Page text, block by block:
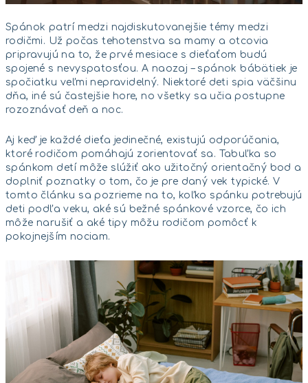
Spánok patrí medzi najdiskutovanejšie témy medzi
rodičmi. Už počas tehotenstva sa mamy a otcovia
pripravujú na to, že prvé mesiace s dieťaťom budú
spojené s nevyspatosťou. A naozaj – spánok bábätiek je
spočiatku veľmi nepravidelný. Niektoré deti spia väčšinu
dňa, iné sú častejšie hore, no všetky sa učia postupne
rozoznávať deň a noc.
Aj keď je každé dieťa jedinečné, existujú odporúčania,
ktoré rodičom pomáhajú zorientovať sa. Tabuľka so
spánkom detí môže slúžiť ako užitočný orientačný bod a
doplniť poznatky o tom, čo je pre daný vek typické. V
tomto článku sa pozrieme na to, koľko spánku potrebujú
deti podľa veku, aké sú bežné spánkové vzorce, čo ich
môže narušiť a aké tipy môžu rodičom pomôcť k
pokojnejším nociam.